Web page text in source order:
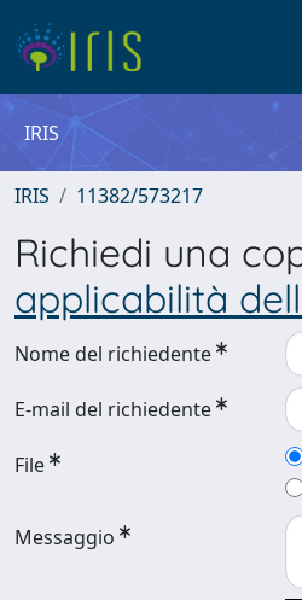
IRIS
IRIS 11382/573217
Richiedi una
applicabilità
Nome del richiedente
E-mail del richiedente
File
Messaggio